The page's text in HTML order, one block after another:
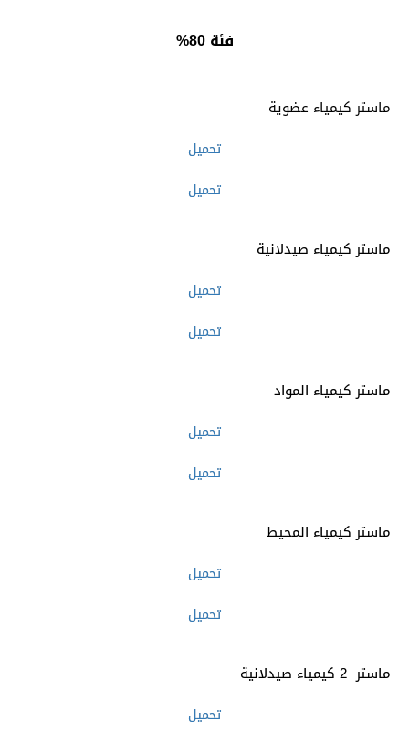
فئة 80%
ماستر كيمياء عضوية
تحميل
تحميل
ماستر كيمياء صيدلانية
تحميل
تحميل
ماستر كيمياء المواد
تحميل
تحميل
ماستر كيمياء المحيط
تحميل
تحميل
ماستر 2 كيمياء صيدلانية
تحميل